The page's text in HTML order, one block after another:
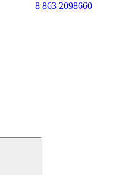
8 863 2098660